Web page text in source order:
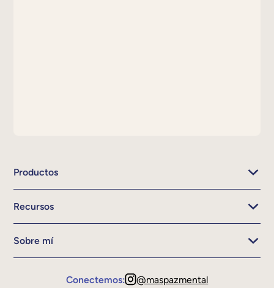
Productos
Recursos
Sobre mí
Conectemos: @maspazmental